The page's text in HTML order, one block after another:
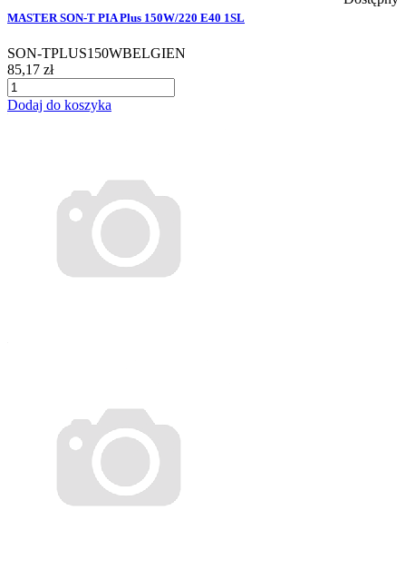
MASTER SON-T PIA Plus 150W/220 E40 1SL
SON-TPLUS150WBELGIEN
85,17 zł
Dodaj do koszyka